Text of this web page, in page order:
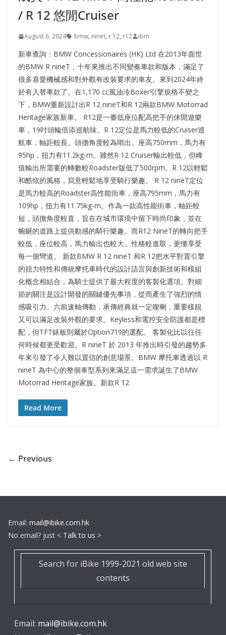
/ R 12 悠閒Cruiser
August 6, 2024 bmw, ninet, r 12, r12 ibm
新車查詢：BMW Concessionaires (HK) Ltd 在2013年面世
的BMW R nineT，十年來推出不同變奏車款和版本，滿足了
很多喜愛機械感和對外觀有改裝要求的車友。來到2024年終
於有入替車款了。在1,170 cc風油冷Boxer引擎規格不變之
下，BMW重新設計出R 12 nineT和R 12兩款BMW Motorrad
Heritage家族新車。 R12是一臺低座位配高把手的休閒遊樂
車，19吋頭輪倍添巡航味。R 12定位是馬力較低的Cruiser巡
航車，軸距較長。頭擔角度較為哨出。座高750mm，馬力有
95hp，扭力有11.2kg-m。雖然R 12 Cruiser輸出較低，但峰
值輸出所需要的轉數較Roadster版低了500rpm。R 12以輕鬆
和酷炫的風格，寫意輕鬆地享受騎行樂趣。 R 12 nineT定位
是馬力較高的Roadster高性能街車，座高795mm，馬力有
109hp，扭力有11.75kg-m。作為一款高性能街車，軸距較
短，頭擔角度較直，旨在在城市環境中留下時尚印象，並在
蜿蜒的道路上提供動感的騎行樂趣。而R12 NineT的轉向把手
較低，座位較高，馬力輸出也較大。性格較進取，更懂享受
每一個彎道。 新款BMW R 12 nineT 和R 12把水平對置引擎
的扭力特性和傳統摩托車時代的設計語言與創新技術和模組
化概念相結合，為騎士提供了最大程度的客製化選項。對細
節的關注是設計開發的關鍵優先事項，從而產生了強烈的情
感吸引力。六前速軸傳動，承傳經典就一定㗎喇，重要樣靚
又可以滿足改裝外觀的要求。Keyless和電控安全防護都是標
配，但TFT錶板則屬於Option719的選配。 客製化比以往任
何時候都更受歡迎。R nineT 於 2013 年推出時引發的趨勢多
年來引發了令人難以置信的創意場景。BMW 摩托車透過以 R
nineT 為中心的整個車型系列來滿足這一需求誕生了BMW
Motorrad Heritage家族。新款R 12
Read More
← Previous
Email: mail@ibike.com.hk
No email? just < Talk to us >
Search for iBike 1999-2021 old web site
contents
Email: mail@ibike.com.hk